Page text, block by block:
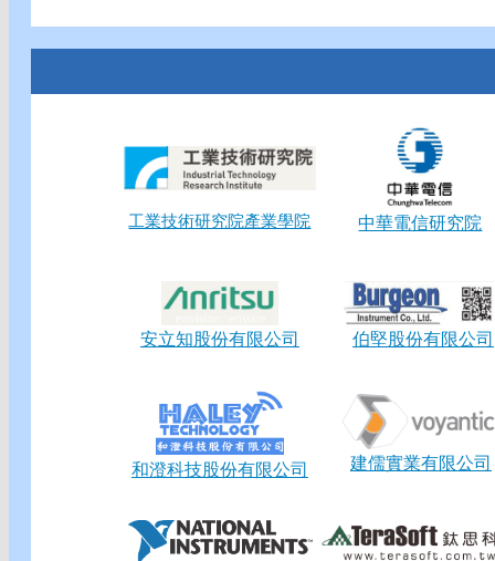
工業技術研究院產業學院 中華電信研究院
安立知股份有限公司 伯堅股份有限公司
和澄科技股份有限公司 建儒實業有限公司